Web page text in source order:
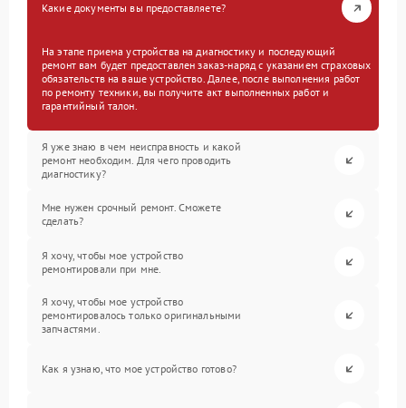
Какие документы вы предоставляете?
На этапе приема устройства на диагностику и последующий
ремонт вам будет предоставлен заказ-наряд с указанием страховых
обязательств на ваше устройство. Далее, после выполнения работ
по ремонту техники, вы получите акт выполненных работ и
гарантийный талон.
Я уже знаю в чем неисправность и какой
ремонт необходим. Для чего проводить
диагностику?
Мне нужен срочный ремонт. Сможете
сделать?
Я хочу, чтобы мое устройство
ремонтировали при мне.
Я хочу, чтобы мое устройство
ремонтировалось только оригинальными
запчастями.
Как я узнаю, что мое устройство готово?